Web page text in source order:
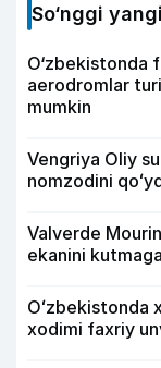
So‘nggi
O‘zbekistonda
aerodromlar
mumkin
Vengriya Oliy
nomzodini
Valverde
ekanini
Oʻzbekistonda
xodimi faxriy